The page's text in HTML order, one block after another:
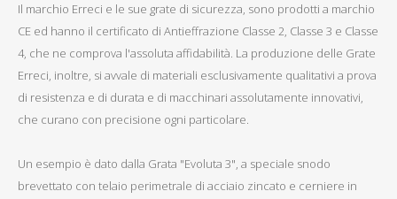
Il marchio Erreci e le sue grate di sicurezza, sono prodotti a marchio
CE ed hanno il certificato di Antieffrazione Classe 2, Classe 3 e Classe
4, che ne comprova l'assoluta affidabilità. La produzione delle Grate
Erreci, inoltre, si avvale di materiali esclusivamente qualitativi a prova
di resistenza e di durata e di macchinari assolutamente innovativi,
che curano con precisione ogni particolare.
Un esempio è dato dalla Grata "Evoluta 3", a speciale snodo
brevettato con telaio perimetrale di acciaio zincato e cerniere in